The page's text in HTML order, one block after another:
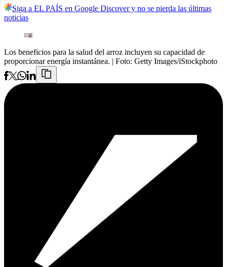
Siga a EL PAÍS en Google Discover y no se pierda las últimas
noticias
Los beneficios para la salud del arroz incluyen su capacidad de
proporcionar energía instantánea. | Foto: Getty Images/iStockphoto